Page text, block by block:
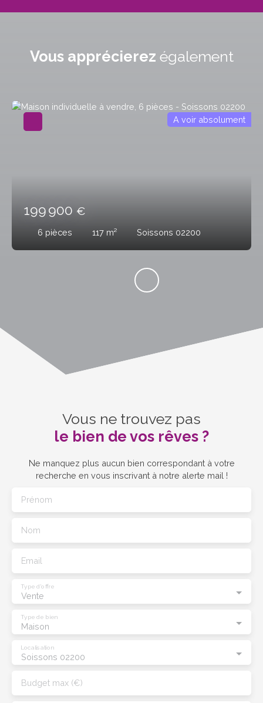
Vous apprécierez également
199 900 €
6 pièces 117 m² Soissons 02200
A voir absolument
Vous ne trouvez pas
le bien de vos rêves ?
Ne manquez plus aucun bien correspondant à votre
recherche en vous inscrivant à notre alerte mail !
Prénom
Nom
Email
Vente
Type d'offre
Maison
Type de bien
Soissons 02200
Localisation
Budget max (€)